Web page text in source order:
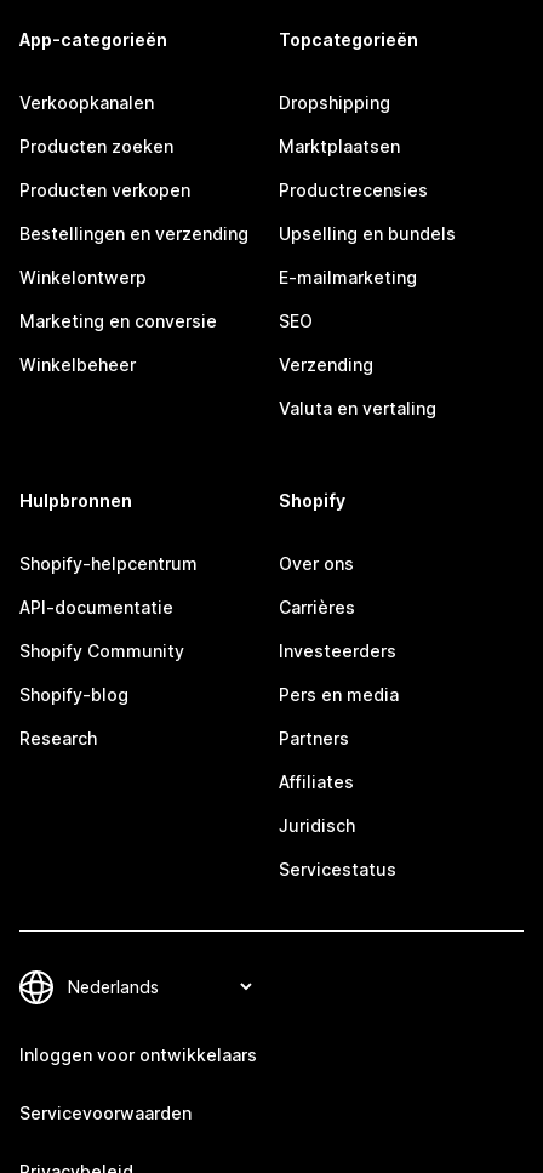
App-categorieën
Verkoopkanalen
Producten zoeken
Producten verkopen
Bestellingen en verzending
Winkelontwerp
Marketing en conversie
Winkelbeheer
Topcategorieën
Dropshipping
Marktplaatsen
Productrecensies
Upselling en bundels
E-mailmarketing
SEO
Verzending
Valuta en vertaling
Hulpbronnen
Shopify-helpcentrum
API-documentatie
Shopify Community
Shopify-blog
Research
Shopify
Over ons
Carrières
Investeerders
Pers en media
Partners
Affiliates
Juridisch
Servicestatus
Inloggen voor ontwikkelaars
Servicevoorwaarden